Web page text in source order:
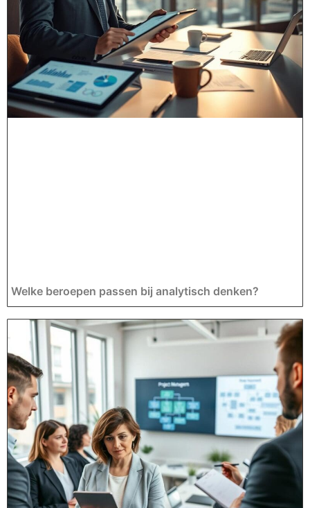
Welke beroepen passen bij analytisch denken?